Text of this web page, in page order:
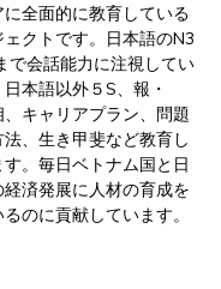
に全面的に教育している
ェクトです。日本語のN3
で会話能力に注視してい
日本語以外５S、報・
、キャリアプラン、問題
、生き甲斐など教育し
。毎日ベトナム国と日
経済発展に人材の育成を
るのに貢献しています。